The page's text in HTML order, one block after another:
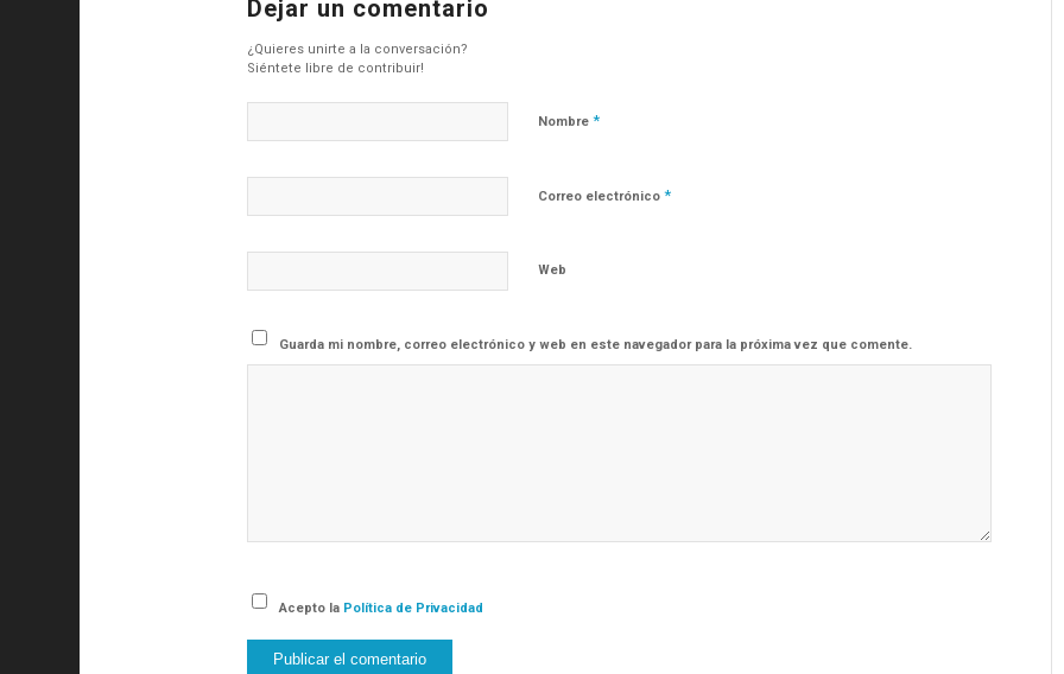
Dejar un comentario
¿Quieres unirte a la conversación?
Siéntete libre de contribuir!
Nombre *
Correo electrónico *
Web
Guarda mi nombre, correo electrónico y web en este navegador para la próxima vez que comente.
Acepto la Política de Privacidad